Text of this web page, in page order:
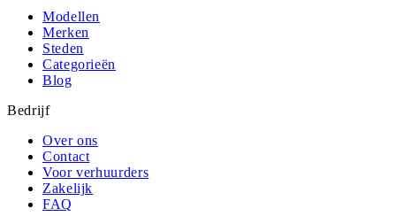
Modellen
Merken
Steden
Categorieën
Blog
Bedrijf
Over ons
Contact
Voor verhuurders
Zakelijk
FAQ